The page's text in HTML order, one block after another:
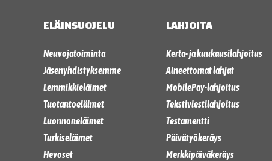
ELÄINSUOJELU
Neuvojatoiminta
Jäsenyhdistyksemme
Lemmikkieläimet
Tuotantoeläimet
Luonnoneläimet
Turkiseläimet
Hevoset
LAHJOITA
Kerta- ja kuukausilahjoitus
Aineettomat lahjat
MobilePay-lahjoitus
Tekstiviestilahjoitus
Testamentti
Päivätyökeräys
Merkkipäiväkeräys